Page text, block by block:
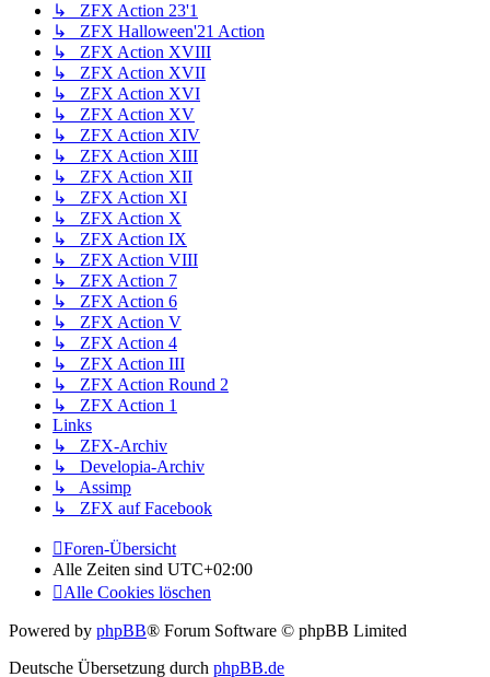
↳ ZFX Action 23'1
↳ ZFX Halloween'21 Action
↳ ZFX Action XVIII
↳ ZFX Action XVII
↳ ZFX Action XVI
↳ ZFX Action XV
↳ ZFX Action XIV
↳ ZFX Action XIII
↳ ZFX Action XII
↳ ZFX Action XI
↳ ZFX Action X
↳ ZFX Action IX
↳ ZFX Action VIII
↳ ZFX Action 7
↳ ZFX Action 6
↳ ZFX Action V
↳ ZFX Action 4
↳ ZFX Action III
↳ ZFX Action Round 2
↳ ZFX Action 1
Links
↳ ZFX-Archiv
↳ Developia-Archiv
↳ Assimp
↳ ZFX auf Facebook
Foren-Übersicht
Alle Zeiten sind UTC+02:00
Alle Cookies löschen
Powered by phpBB® Forum Software © phpBB Limited
Deutsche Übersetzung durch phpBB.de